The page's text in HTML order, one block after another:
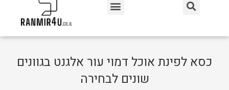
כסא לפינת אוכל דמוי עור אלגנט בגוונים
שונים לבחירה